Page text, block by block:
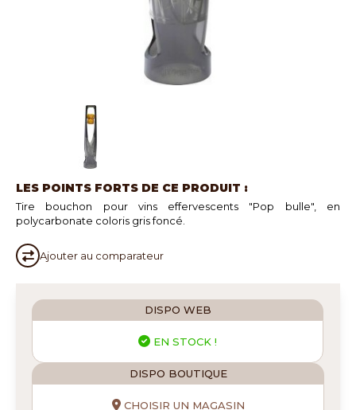
LES POINTS FORTS DE CE PRODUIT :
Tire bouchon pour vins effervescents "Pop bulle", en
polycarbonate coloris gris foncé.
Ajouter au comparateur
DISPO WEB
EN STOCK !
DISPO BOUTIQUE
CHOISIR UN MAGASIN